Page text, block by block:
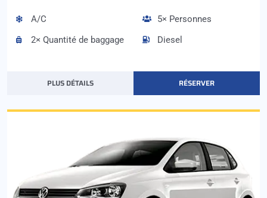
A/C
2× Quantité de baggage
5× Personnes
Diesel
PLUS DÉTAILS RÉSERVER